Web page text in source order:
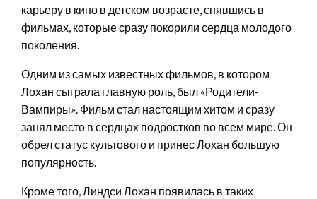
карьеру в кино в детском возрасте, снявшись в
фильмах, которые сразу покорили сердца молодого
поколения.
Одним из самых известных фильмов, в котором
Лохан сыграла главную роль, был «Родители-
Вампиры». Фильм стал настоящим хитом и сразу
занял место в сердцах подростков во всем мире. Он
обрел статус культового и принес Лохан большую
популярность.
Кроме того, Линдси Лохан появилась в таких